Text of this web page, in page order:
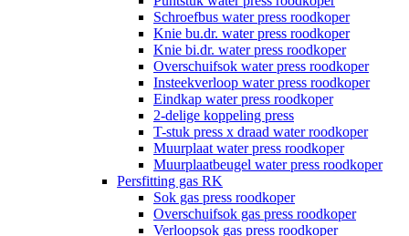
Schroefbus water press roodkoper
Knie bu.dr. water press roodkoper
Knie bi.dr. water press roodkoper
Overschuifsok water press roodkoper
Insteekverloop water press roodkoper
Eindkap water press roodkoper
2-delige koppeling press
T-stuk press x draad water roodkoper
Muurplaat water press roodkoper
Muurplaatbeugel water press roodkoper
Persfitting gas RK
Sok gas press roodkoper
Overschuifsok gas press roodkoper
Verloopsok gas press roodkoper